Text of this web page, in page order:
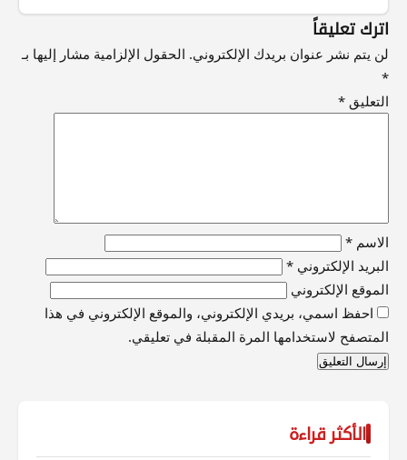
اترك تعليقاً
لن يتم نشر عنوان بريدك الإلكتروني. الحقول الإلزامية مشار إليها بـ
*
التعليق *
الاسم *
البريد الإلكتروني *
الموقع الإلكتروني
احفظ اسمي، بريدي الإلكتروني، والموقع الإلكتروني في هذا
المتصفح لاستخدامها المرة المقبلة في تعليقي.
الأكثر قراءة